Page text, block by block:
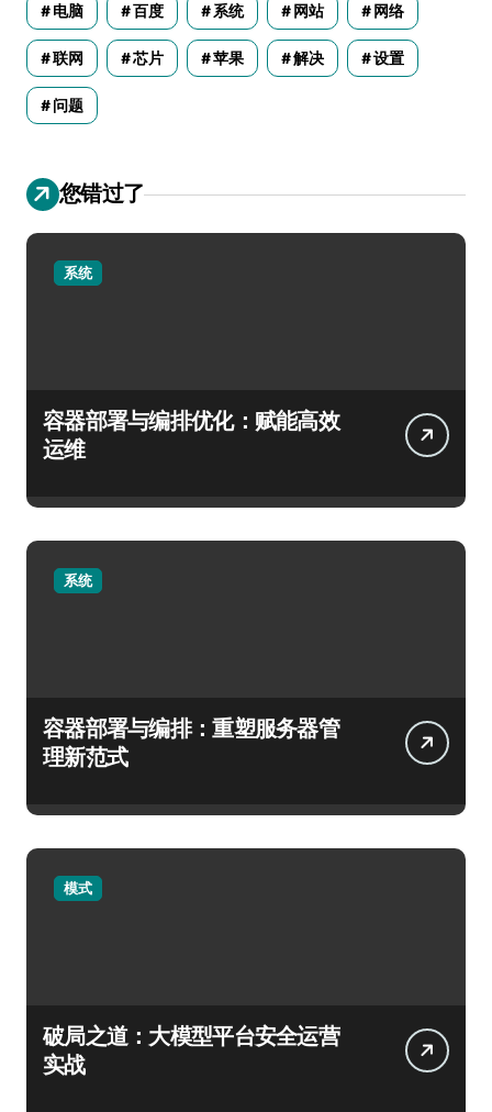
电脑 百度 系统 网站 网络
联网 芯片 苹果 解决 设置
问题
您错过了
系统
容器部署与编排优化：赋能高效
运维
系统
容器部署与编排：重塑服务器管
理新范式
模式
破局之道：大模型平台安全运营
实战